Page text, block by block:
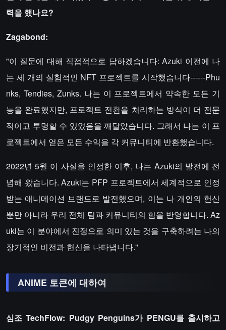
력을 했나요?
Zagabond:
"이 질문에 대해 직접적으로 답하겠습니다: Azuki 이전에 나
는 세 개의 실험적인 NFT 프로젝트를 시작했습니다------Phu
nks, Tendies, Zunks. 나는 이 프로젝트에서 약속한 모든 기
능을 완료했지만, 프로젝트 전환을 처리하는 방식이 더 전문
적이고 투명할 수 있었음을 깨달았습니다. 그래서 나는 이 프
로젝트에서 얻은 모든 수익을 각 커뮤니티에 반환했습니다.
2022년 5월 이 사실을 인정한 이후, 나는 Azuki의 발전에 전
념해 왔습니다. Azuki는 PFP 프로젝트에서 세계적으로 인정
받는 애니메이션 브랜드로 발전했으며, 이는 나 개인의 헌신
뿐만 아니라 우리 전체 팀과 커뮤니티의 힘을 반영합니다. Az
uki는 이 분야에서 진정으로 의미 있는 것을 구축하려는 나의
장기적인 비전과 헌신을 나타냅니다."
ANIME 토큰에 대하여
심조 TechFlow: Pudgy Penguins가 PENGU를 출시하고